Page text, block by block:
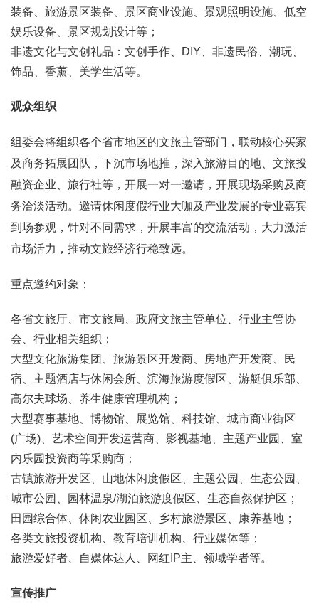
装备、旅游景区装备、景区商业设施、景观照明设施、低空
娱乐设备、景区规划设计等；
非遗文化与文创礼品：文创手作、DIY、非遗民俗、潮玩、
饰品、香薰、美学生活等。
观众组织
组委会将组织各个省市地区的文旅主管部门 ，联动核心买家
及商务拓展团队，下沉市场地推，深入旅游目的地、文旅投
融资企业、旅行社等 ， 开展一对一邀请，开展现场采购及商
务洽淡活动。 邀请休闲度假行业大咖及产业发展的专业嘉宾
到场参观，针对不同需求 ， 开展丰富的交流活动，大力激活
市场活力，推动文旅经济行稳致远。
重点邀约对象：
各省文旅厅、市文旅局、政府文旅主管单位、行业主管协
会、行业相关组织；
大型文化旅游集团、旅游景区开发商、房地产开发商、民
宿、主题酒店与休闲会所、滨海旅游度假区、游艇俱乐部、
高尔夫球场、养生健康管理机构；
大型赛事基地、博物馆、展览馆、科技馆、城市商业街区
(广场)、艺术空间开发运营商、影视基地、主题产业园、室
内乐园投资商等采购商；
古镇旅游开发区、山地休闲度假区、主题公园、生态公园、
城市公园、园林温泉/湖泊旅游度假区、生态自然保护区；
田园综合体、休闲农业园区、乡村旅游景区、康养基地；
各类文旅投资机构、教育培训机构、行业媒体等 ；
旅游爱好者、自媒体达人、网红I P主、领域学者等。
宣传推广